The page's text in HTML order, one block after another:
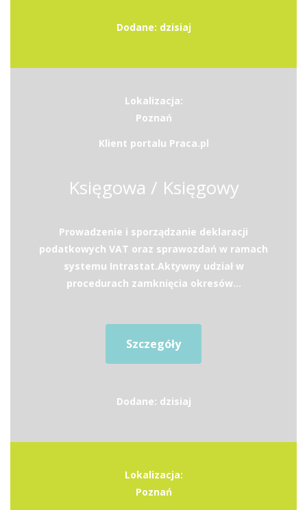
Dodane: dzisiaj
Lokalizacja:
Poznań
Klient portalu Praca.pl
Księgowa / Księgowy
Prowadzenie i sporządzanie deklaracji
podatkowych VAT oraz sprawozdań w ramach
systemu Intrastat.Aktywny udział w
procedurach zamknięcia okresów...
Szczegóły
Dodane: dzisiaj
Lokalizacja:
Poznań